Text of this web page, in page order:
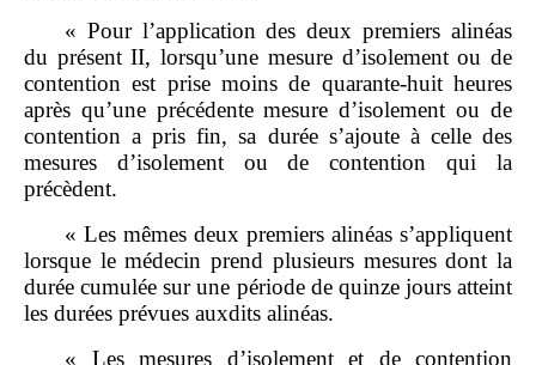
« Pour l’application des deux premiers alinéas
du présent II, lorsqu’une mesure d’isolement ou de
contention est prise moins de quarante‑huit heures
après qu’une précédente mesure d’isolement ou de
contention a pris fin, sa durée s’ajoute à celle des
mesures d’isolement ou de contention qui la
précèdent.
« Les mêmes deux premiers alinéas s’appliquent
lorsque le médecin prend plusieurs mesures dont la
durée cumulée sur une période de quinze jours atteint
les durées prévues auxdits alinéas.
« Les mesures d’isolement et de contention